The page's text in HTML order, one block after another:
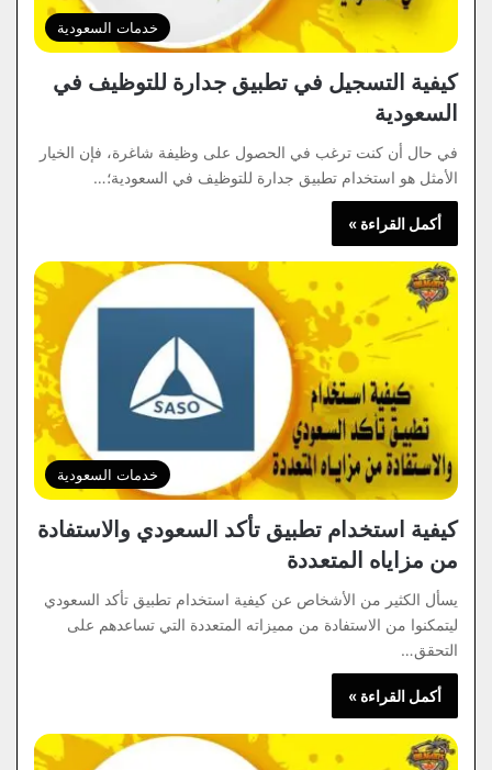
خدمات السعودية
كيفية التسجيل في تطبيق جدارة للتوظيف في
السعودية
في حال أن كنت ترغب في الحصول على وظيفة شاغرة، فإن الخيار
الأمثل هو استخدام تطبيق جدارة للتوظيف في السعودية؛…
أكمل القراءة »
خدمات السعودية
كيفية استخدام تطبيق تأكد السعودي والاستفادة
من مزاياه المتعددة
يسأل الكثير من الأشخاص عن كيفية استخدام تطبيق تأكد السعودي
ليتمكنوا من الاستفادة من مميزاته المتعددة التي تساعدهم على
التحقق…
أكمل القراءة »